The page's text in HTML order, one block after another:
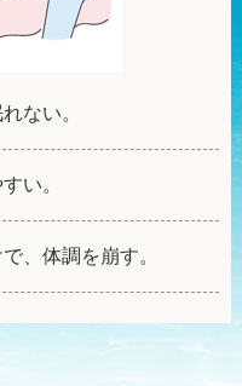
ない。
い。
、体調を崩す。